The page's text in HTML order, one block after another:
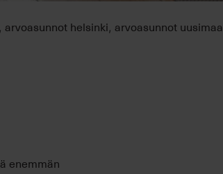
, arvoasunnot helsinki, arvoasunnot uusimaa
enemmän